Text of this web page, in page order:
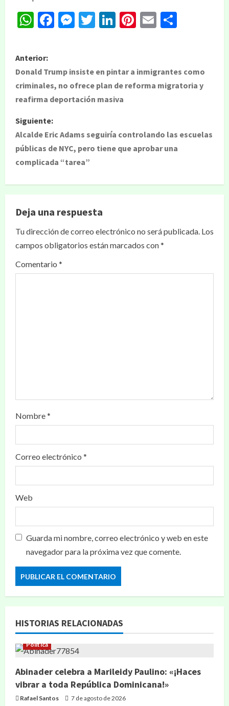
WhatsApp
Facebook
Messenger
Twitter
LinkedIn
Pinterest
Email
Anterior:
Donald Trump insiste en pintar a inmigrantes como
criminales, no ofrece plan de reforma migratoria y
reafirma deportación masiva
Siguiente:
Alcalde Eric Adams seguiría controlando las escuelas
públicas de NYC, pero tiene que aprobar una
complicada “tarea”
Deja una respuesta
Tu dirección de correo electrónico no será publicada. Los
campos obligatorios están marcados con*
Comentario *
Nombre*
Correo electrónico *
Web
Guarda mi nombre, correo electrónico y web en este
navegador para la próxima vez que comente.
HISTORIAS RELACIONADAS
Política
Abinader celebra a Marileidy Paulino: «¡Haces
vibrar a toda República Dominicana!»
Rafael Santos 7 de agosto de 2026